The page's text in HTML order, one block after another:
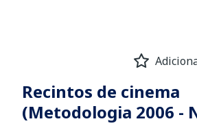
Recintos de cinema
(Metodologia 2006 -